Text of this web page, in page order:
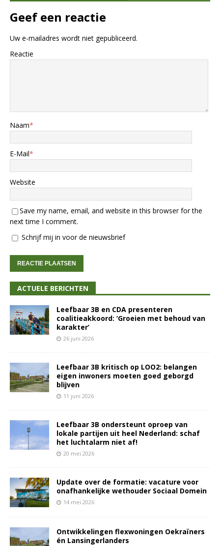
Geef een reactie
Uw e-mailadres wordt niet gepubliceerd.
Reactie
Naam*
E-Mail*
Website
Save my name, email, and website in this browser for the
next time I comment.
Schrijf mij in voor de nieuwsbrief
ACTUELE BERICHTEN
Leefbaar 3B en CDA presenteren
coalitieakkoord: ‘Groeien met behoud van
karakter’
26 juni 2026
Leefbaar 3B kritisch op LOO2: belangen
eigen inwoners moeten goed geborgd
blijven
11 juni 2026
Leefbaar 3B ondersteunt oproep van
lokale partijen uit heel Nederland: schaf
het luchtalarm niet af!
20 mei 2026
Update over de formatie: vacature voor
onafhankelijke wethouder Sociaal Domein
14 mei 2026
Ontwikkelingen flexwoningen Oekraïners
én Lansingerlanders